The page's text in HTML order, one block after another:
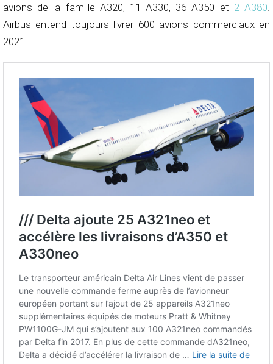
avions de la famille A320, 11 A330, 36 A350 et 2 A380.
Airbus entend toujours livrer 600 avions commerciaux en
2021.